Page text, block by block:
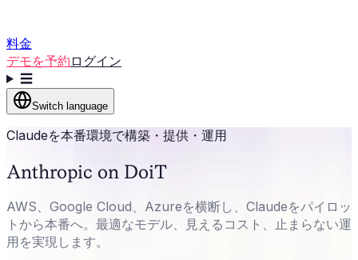
料金
デモを予約 ログイン
☰
Switch language
Claudeを本番環境で構築・提供・運用
Anthropic on DoiT
AWS、Google Cloud、Azureを横断し、Claudeをパイロッ
トから本番へ。最適なモデル、見えるコスト、止まらない運
用を実現します。